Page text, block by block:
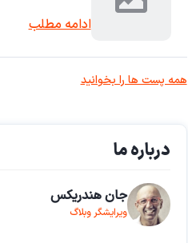
ادامه مطلب
همه پست ها را بخوانید
درباره ما
جان هندریکس
ویرایشگر وبلاگ